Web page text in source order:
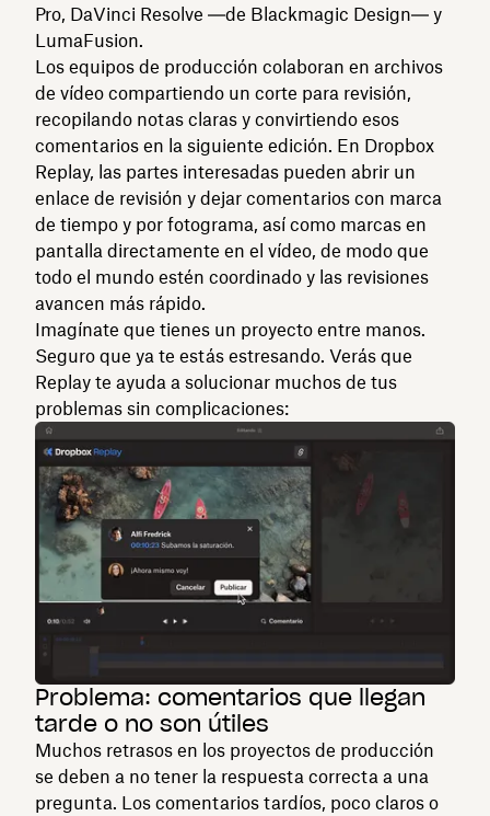
Pro, DaVinci Resolve ―de Blackmagic Design― y
LumaFusion.
Los equipos de producción colaboran en archivos
de vídeo compartiendo un corte para revisión,
recopilando notas claras y convirtiendo esos
comentarios en la siguiente edición. En Dropbox
Replay, las partes interesadas pueden abrir un
enlace de revisión y dejar comentarios con marca
de tiempo y por fotograma, así como marcas en
pantalla directamente en el vídeo, de modo que
todo el mundo estén coordinado y las revisiones
avancen más rápido.
Imagínate que tienes un proyecto entre manos.
Seguro que ya te estás estresando. Verás que
Replay te ayuda a solucionar muchos de tus
problemas sin complicaciones:
Problema: comentarios que llegan
tarde o no son útiles
Muchos retrasos en los proyectos de producción
se deben a no tener la respuesta correcta a una
pregunta. Los comentarios tardíos, poco claros o